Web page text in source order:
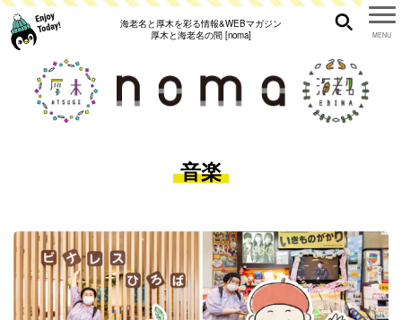
海老名と厚木を彩る情報&WEBマガジン
厚木と海老名の間 [noma]
音楽